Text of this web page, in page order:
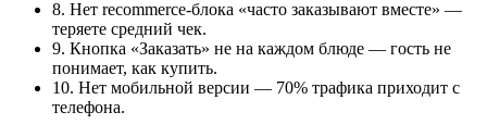
8. Нет recommerce-блока «часто заказывают вместе» —
теряете средний чек.
9. Кнопка «Заказать» не на каждом блюде — гость не
понимает, как купить.
10. Нет мобильной версии — 70% трафика приходит с
телефона.